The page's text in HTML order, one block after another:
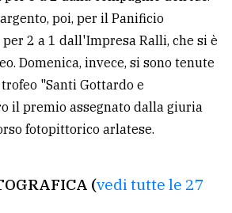
poi, per il Panificio
2 a 1 dall'Impresa Ralli, che si è
Domenica, invece, si sono tenute
"Santi Gottardo e
il premio assegnato dalla giuria
fotopittorico arlatese.
(vedi tutte le 27